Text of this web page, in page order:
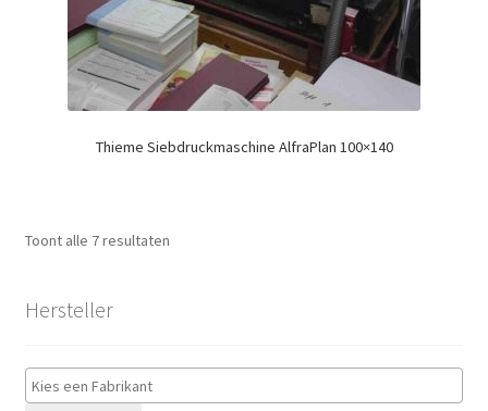
Thieme Siebdruckmaschine AlfraPlan 100×140
Toont alle 7 resultaten
Hersteller